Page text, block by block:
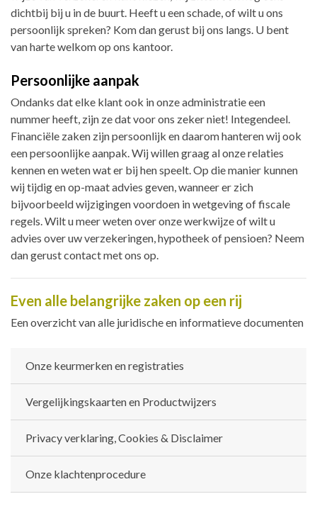
dichtbij bij u in de buurt. Heeft u een schade, of wilt u ons
persoonlijk spreken? Kom dan gerust bij ons langs. U bent
van harte welkom op ons kantoor.
Persoonlijke aanpak
Ondanks dat elke klant ook in onze administratie een
nummer heeft, zijn ze dat voor ons zeker niet! Integendeel.
Financiële zaken zijn persoonlijk en daarom hanteren wij ook
een persoonlijke aanpak. Wij willen graag al onze relaties
kennen en weten wat er bij hen speelt. Op die manier kunnen
wij tijdig en op-maat advies geven, wanneer er zich
bijvoorbeeld wijzigingen voordoen in wetgeving of fiscale
regels. Wilt u meer weten over onze werkwijze of wilt u
advies over uw verzekeringen, hypotheek of pensioen? Neem
dan gerust contact met ons op.
Even alle belangrijke zaken op een rij
Een overzicht van alle juridische en informatieve documenten
Onze keurmerken en registraties
Vergelijkingskaarten en Productwijzers
Privacy verklaring, Cookies & Disclaimer
Onze klachtenprocedure